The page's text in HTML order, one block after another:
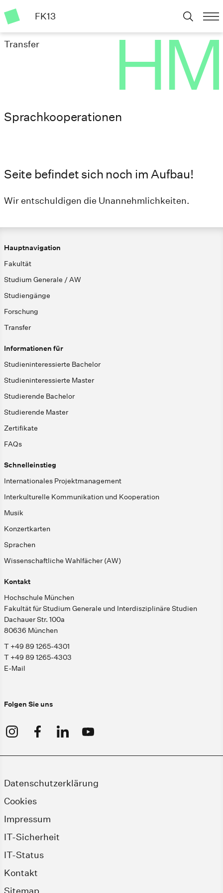
FK13
Transfer
Sprachkooperationen
Seite befindet sich noch im Aufbau!
Wir entschuldigen die Unannehmlichkeiten.
Hauptnavigation
Fakultät
Studium Generale / AW
Studiengänge
Forschung
Transfer
Informationen für
Studieninteressierte Bachelor
Studieninteressierte Master
Studierende Bachelor
Studierende Master
Zertifikate
FAQs
Schnelleinstieg
Internationales Projektmanagement
Interkulturelle Kommunikation und Kooperation
Musik
Konzertkarten
Sprachen
Wissenschaftliche Wahlfächer (AW)
Kontakt
Hochschule München
Fakultät für Studium Generale und Interdisziplinäre Studien
Dachauer Str. 100a
80636 München
T +49 89 1265-4301
T +49 89 1265-4303
E-Mail
Folgen Sie uns
Datenschutzerklärung
Cookies
Impressum
IT-Sicherheit
IT-Status
Kontakt
Sitemap